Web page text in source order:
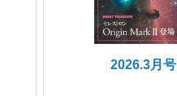
2026.3月号